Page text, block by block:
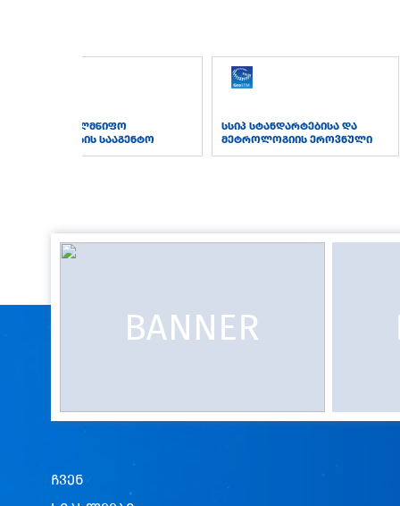
სსიპ სახელმწიფო
შესყიდვების სააგენტო
სსიპ სტანდარტებისა და
მეტროლოგიის ეროვნული
ჩვენ